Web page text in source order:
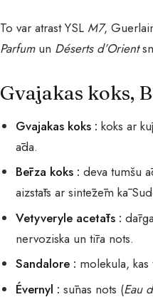
To var atrast YSL M7,
Parfumun Déserts d’Orient
Gvajakas koks,
Gvajakas koks : koks ar
āda.
Bērza koks : deva tumšu
aizstāts ar sintēzēm kā
Vetyveryle acetāts :
nervoziska un tīra nots.
Sandalore : molekula, kas
Évernyl : sūnas nots (Eau